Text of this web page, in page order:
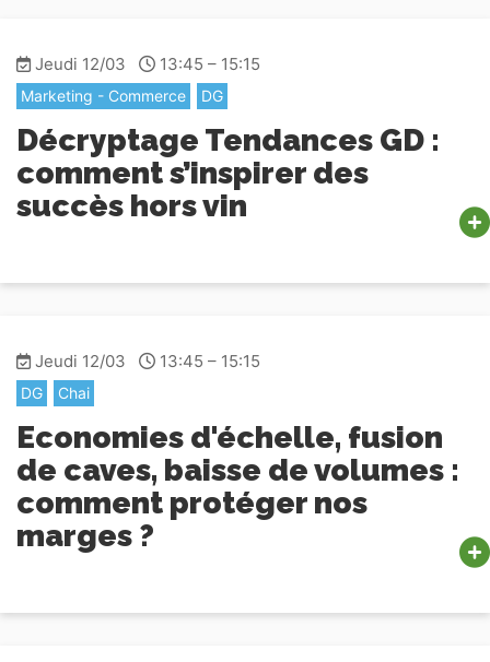
Jeudi 12/03 13:45 – 15:15
Marketing - Commerce DG
Décryptage Tendances GD :
comment s’inspirer des
succès hors vin
Jeudi 12/03 13:45 – 15:15
DG Chai
Economies d'échelle, fusion
de caves, baisse de volumes :
comment protéger nos
marges ?